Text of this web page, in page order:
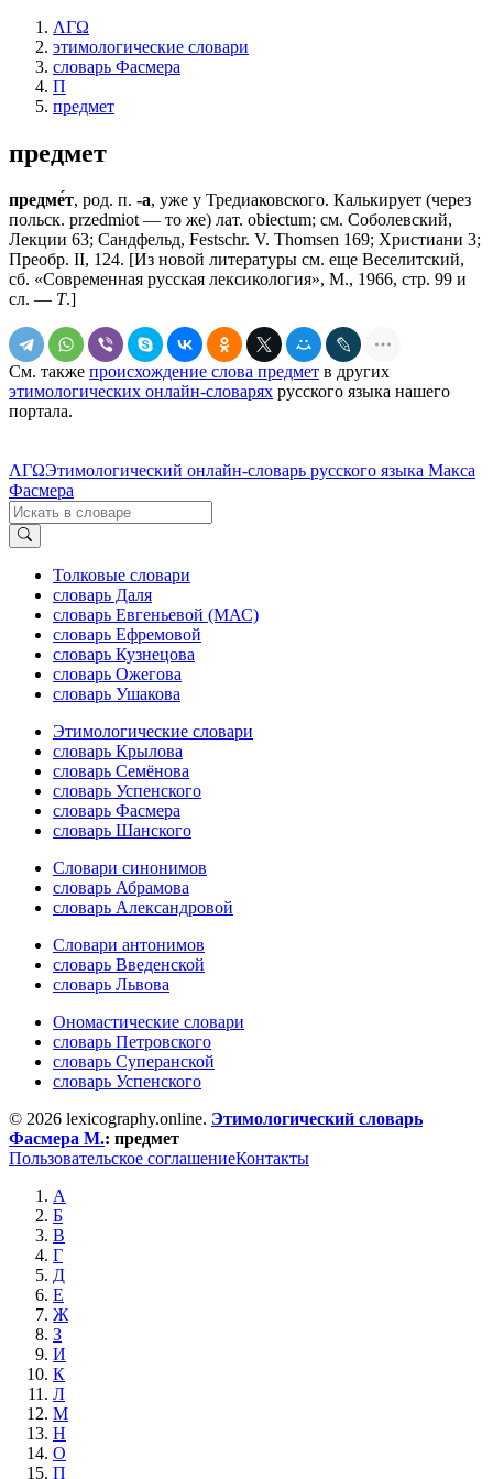
ΛΓΩ
этимологические словари
словарь Фасмера
П
предмет
предмет
предме́т, род. п. -а, уже у Тредиаковского. Калькирует (через
польск. przedmiot — то же) лат. obiectum; см. Соболевский,
Лекции 63; Сандфельд, Festschr. V. Тhоmsеn 169; Христиани 3;
Преобр. II, 124. [Из новой литературы см. еще Веселитский,
сб. «Современная русская лексикология», М., 1966, стр. 99 и
сл. — Т.]
См. также происхождение слова предмет в других
этимологических онлайн-словарях русского языка нашего
портала.
ΛΓΩЭтимологический онлайн-словарь русского языка Макса
Фасмера
Толковые словари
словарь Даля
словарь Евгеньевой (МАС)
словарь Ефремовой
словарь Кузнецова
словарь Ожегова
словарь Ушакова
Этимологические словари
словарь Крылова
словарь Семёнова
словарь Успенского
словарь Фасмера
словарь Шанского
Словари синонимов
словарь Абрамова
словарь Александровой
Словари антонимов
словарь Введенской
словарь Львова
Ономастические словари
словарь Петровского
словарь Суперанской
словарь Успенского
© 2026 lexicography.online. Этимологический словарь
Фасмера М.: предмет
Пользовательское соглашениеКонтакты
А
Б
В
Г
Д
Е
Ж
З
И
К
Л
М
Н
О
П